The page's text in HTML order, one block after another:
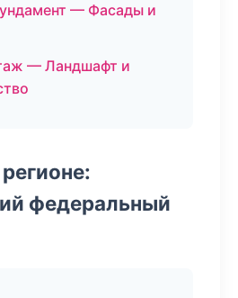
— Фасады и
— Ландшафт и
федеральный